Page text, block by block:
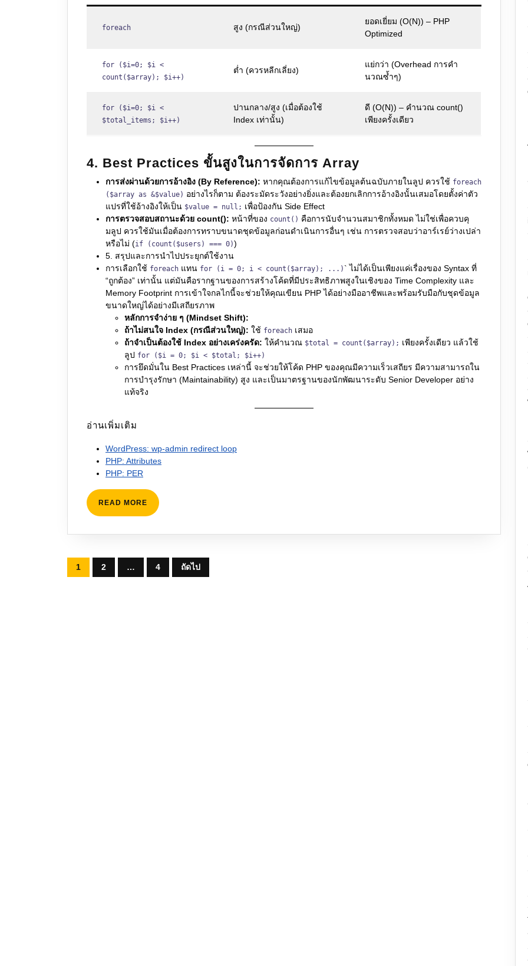
foreach สูง (กรณีส่วนใหญ่)
ยอดเยี่ยม (O(N)) – PHP
Optimized
for ($i=0; $i <
count($array); $i++)
ต่ำ (ควรหลีกเลี่ยง)
แย่กว่า (Overhead การคำ
นวณซ้ำๆ)
for ($i=0; $i <
$total_items; $i++)
ปานกลาง/สูง (เมื่อต้องใช้
Index เท่านั้น)
ดี (O(N)) – คำนวณ count()
เพียงครั้งเดียว
4. Best Practices ขั้นสูงในการจัดการ Array
การส่งผ่านด้วยการอ้างอิง (By Reference): หากคุณต้องการแก้ไขข้อมูลต้นฉบับภายในลูป ควรใช้ foreach
($array as &$value) อย่างไรก็ตาม ต้องระมัดระวังอย่างยิ่งและต้องยกเลิกการอ้างอิงนั้นเสมอโดยตั้งค่าตัว
แปรที่ใช้อ้างอิงให้เป็น $value = null; เพื่อป้องกัน Side Effect
การตรวจสอบสถานะด้วย count(): หน้าที่ของ count() คือการนับจำนวนสมาชิกทั้งหมด ไม่ใช่เพื่อควบคุ
มลูป ควรใช้มันเมื่อต้องการทราบขนาดชุดข้อมูลก่อนดำเนินการอื่นๆ เช่น การตรวจสอบว่าอาร์เรย์ว่างเปล่า
หรือไม่ (if (count($users) === 0))
5. สรุปและการนำไปประยุกต์ใช้งาน
การเลือกใช้ foreach แทน for (i = 0; i < count($array); ...) ` ไม่ได้เป็นเพียงแค่เรื่องของ Syntax ที่
“ถูกต้อง” เท่านั้น แต่มันคือรากฐานของการสร้างโค้ดที่มีประสิทธิภาพสูงในเชิงของ Time Complexity และ
Memory Footprint การเข้าใจกลไกนี้จะช่วยให้คุณเขียน PHP ได้อย่างมืออาชีพและพร้อมรับมือกับชุดข้อมูล
ขนาดใหญ่ได้อย่างมีเสถียรภาพ
หลักการจำง่าย ๆ (Mindset Shift):
ถ้าไม่สนใจ Index (กรณีส่วนใหญ่): ใช้ foreach เสมอ
ถ้าจำเป็นต้องใช้ Index อย่างเคร่งครัด: ให้คำนวณ $total = count($array); เพียงครั้งเดียว แล้วใช้
ลูป for ($i = 0; $i < $total; $i++)
การยึดมั่นใน Best Practices เหล่านี้ จะช่วยให้โค้ด PHP ของคุณมีความเร็วเสถียร มีความสามารถใน
การบำรุงรักษา (Maintainability) สูง และเป็นมาตรฐานของนักพัฒนาระดับ Senior Developer อย่าง
แท้จริง
อ่านเพิ่มเติม
WordPress: wp-admin redirect loop
PHP: Attributes
PHP: PER
READ MORE READ
MORE
Posts
1 2 … 4 ถัดไป